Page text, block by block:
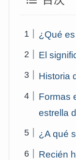
¿Qué
El
Historia
Formas
estrella
¿A qué
Recién